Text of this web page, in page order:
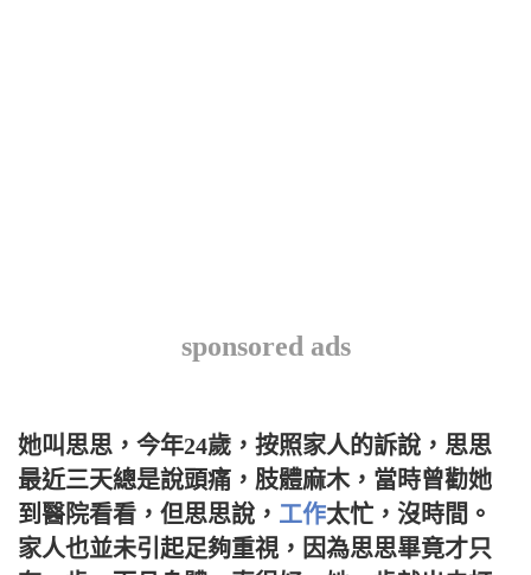
sponsored ads
她叫思思，今年24歲，按照家人的訴說，思思
最近三天總是說頭痛，肢體麻木，當時曾勸她
到醫院看看，但思思說， 工作太忙，沒時間。
家人也並未引起足夠重視，因為思思畢竟才只